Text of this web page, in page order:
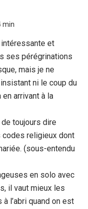
min
intéressante et
ses pérégrinations
mais je ne
ni le coup du
arrivant à la
toujours dire
codes religieux dont
(sous-entendu
en solo avec
il vaut mieux les
à l’abri quand on est